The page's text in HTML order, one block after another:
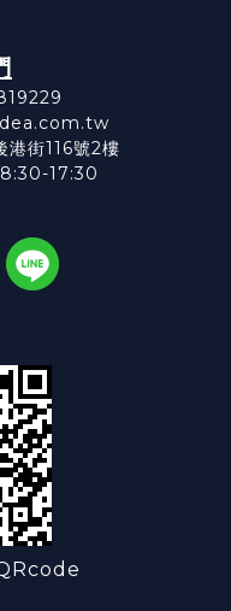
港街116號2樓
8:30-17:30